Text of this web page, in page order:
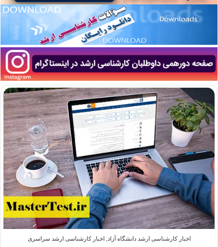
اخبار کارشناسی ارشد دانشگاه آزاد,اخبار کارشناسی ارشد سراسری